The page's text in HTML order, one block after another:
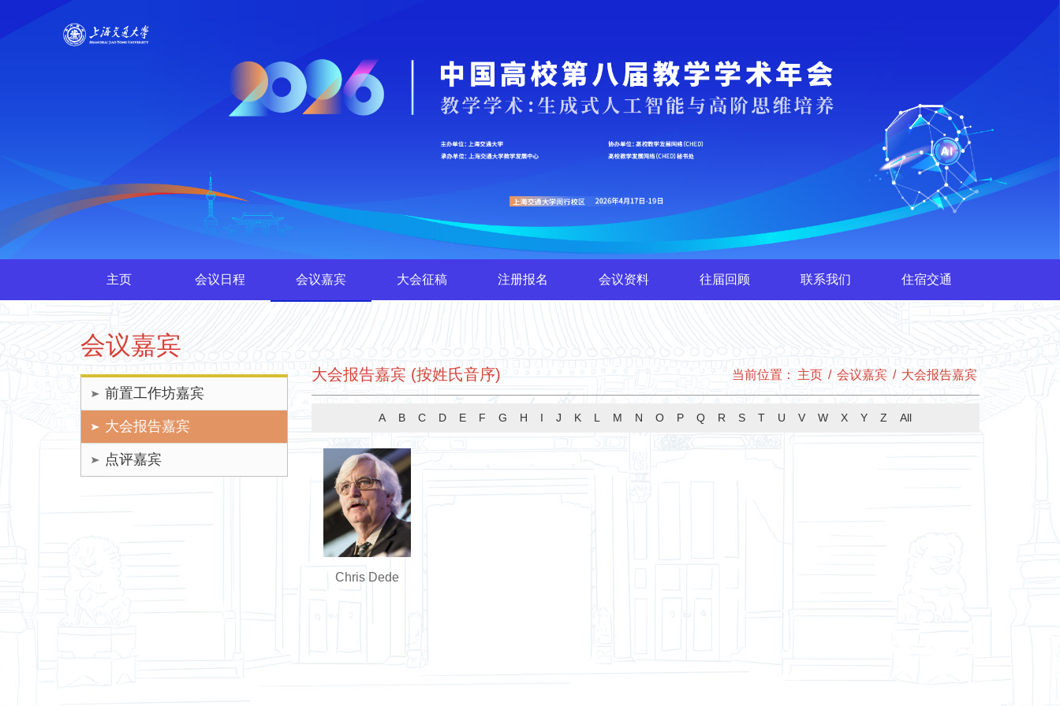
主页 会议日程 会议嘉宾 大会征稿 注册报名 会议资料 往届回顾 联系我们 住宿交通
会议嘉宾
前置工作坊嘉宾
大会报告嘉宾
点评嘉宾
大会报告嘉宾 (按姓氏音序) 当前位置： 主页 / 会议嘉宾 / 大会报告嘉宾
A B C D E F G H I J K L M N O P Q R S T U V W X Y Z All
Chris Dede